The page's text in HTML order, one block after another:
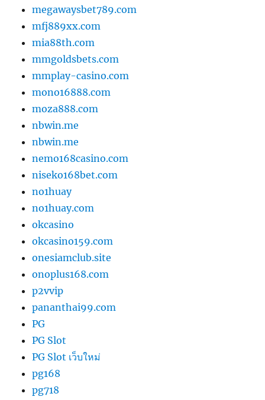
megawaysbet789.com
mfj889xx.com
mia88th.com
mmgoldsbets.com
mmplay-casino.com
mono16888.com
moza888.com
nbwin.me
nbwin.me
nemo168casino.com
niseko168bet.com
no1huay
no1huay.com
okcasino
okcasino159.com
onesiamclub.site
onoplus168.com
p2vvip
pananthai99.com
PG
PG Slot
PG Slot เว็บใหม่
pg168
pg718